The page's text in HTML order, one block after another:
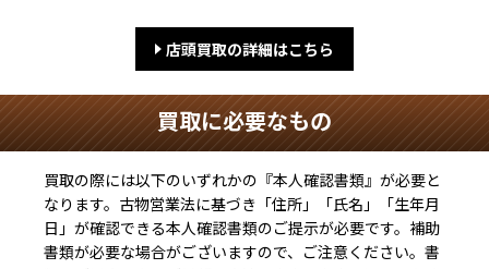
店頭買取の詳細はこちら
買取に必要なもの
買取の際には以下のいずれかの『本人確認書類』が必要と
なります。古物営業法に基づき 「住所」「氏名」「生年月
日」が確認できる本人確認書類のご提示が必要です。補助
書類が必要な場合がございますので、ご注意ください。書